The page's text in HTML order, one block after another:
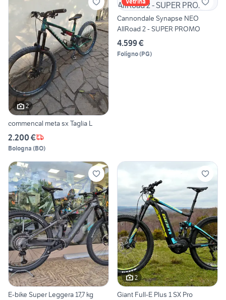
2
commencal meta sx Taglia L
2.200 €
Bologna (BO)
Cannondale Synapse NEO
AllRoad 2 - SUPER PROMO
4.599 €
Foligno(PG)
E-bike Super Leggera 17,7 kg
2
Giant Full-E Plus 1 SX Pro